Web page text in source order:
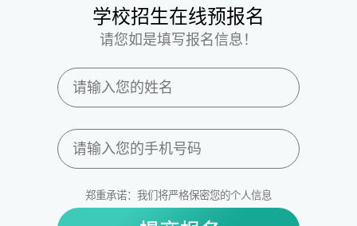
学校招生在线预报名
请您如是填写报名信息！
郑重承诺：我们将严格保密您的个人信息